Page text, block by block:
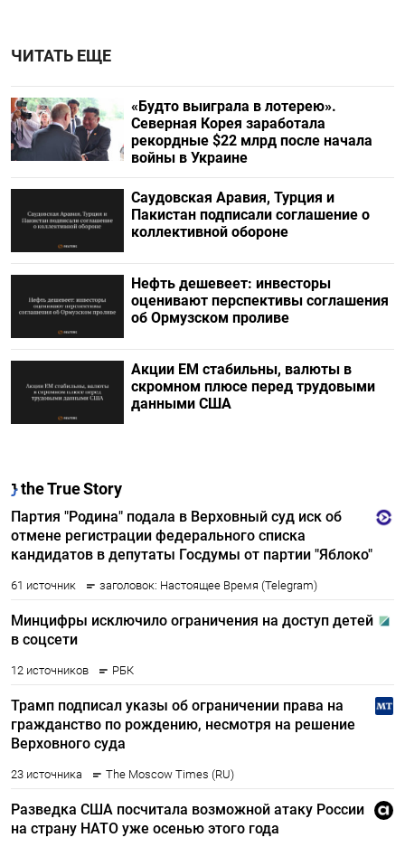
ЧИТАТЬ ЕЩЕ
«Будто выиграла в лотерею».
Северная Корея заработала
рекордные $22 млрд после начала
войны в Украине
Саудовская Аравия, Турция и
Пакистан подписали соглашение о
коллективной обороне
Нефть дешевеет: инвесторы
оценивают перспективы соглашения
об Ормузском проливе
Акции ЕМ стабильны, валюты в
скромном плюсе перед трудовыми
данными США